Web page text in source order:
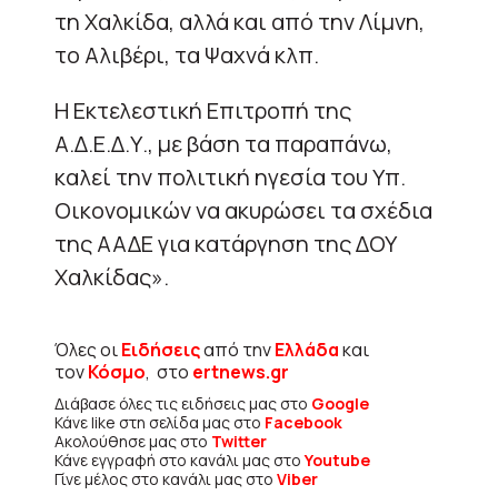
τη Χαλκίδα, αλλά και από την Λίμνη,
το Αλιβέρι, τα Ψαχνά κλπ.
Η Εκτελεστική Επιτροπή της
Α.Δ.Ε.Δ.Υ., με βάση τα παραπάνω,
καλεί την πολιτική ηγεσία του Υπ.
Οικονομικών να ακυρώσει τα σχέδια
της ΑΑΔΕ για κατάργηση της ΔΟΥ
Χαλκίδας».
Όλες οιΕιδήσειςαπό τηνΕλλάδακαι
τονΚόσμο, στο ertnews.gr
Διάβασε όλες τις ειδήσεις μας στο Google
Κάνε like στη σελίδα μας στο Facebook
Ακολούθησε μας στο Twitter
Κάνε εγγραφή στο κανάλι μας στοYoutube
Γίνε μέλος στο κανάλι μας στο Viber